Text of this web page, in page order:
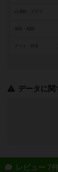
アート・外見
データに関
レビュー 7